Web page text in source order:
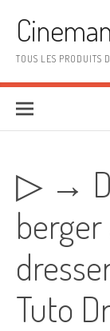
TOUS LES PRODUITS
▷ →
Tuto